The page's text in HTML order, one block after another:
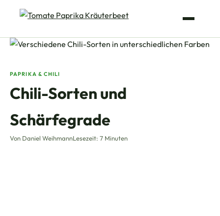
PAPRIKA & CHILI
Chili-Sorten und
Schärfegrade
Von Daniel WeihmannLesezeit: 7 Minuten